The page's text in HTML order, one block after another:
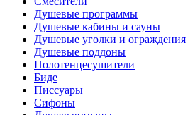
Душевые программы
Душевые кабины и сауны
Душевые уголки и ограждения
Душевые поддоны
Полотенцесушители
Биде
Писсуары
Сифоны